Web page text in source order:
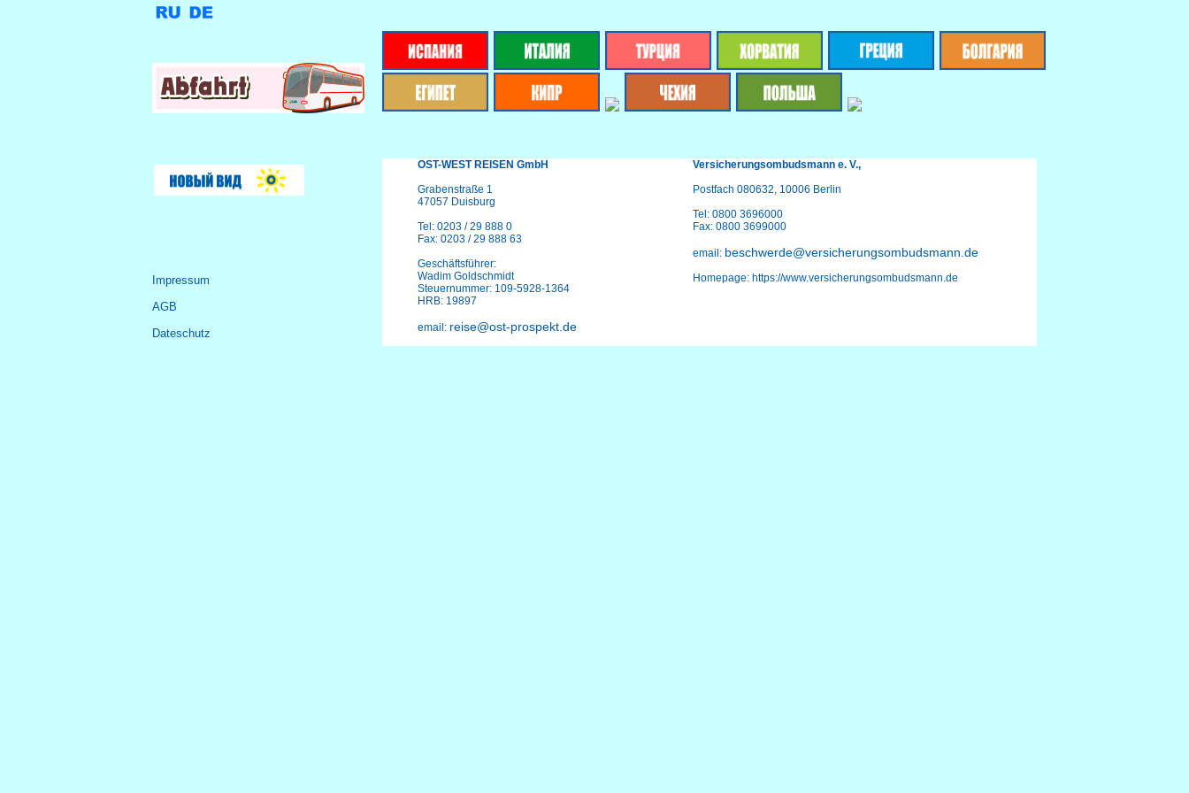
Impressum
AGB
Dateschutz
OST-WEST REISEN GmbH
Grabenstraße 1
47057 Duisburg
Tel: 0203 / 29 888 0
Fax: 0203 / 29 888 63
Geschäftsführer:
Wadim Goldschmidt
Steuernummer: 109-5928-1364
HRB: 19897
email: reise@ost-prospekt.de
Versicherungsombudsmann e. V.,
Postfach 080632, 10006 Berlin
Tel: 0800 3696000
Fax: 0800 3699000
email: beschwerde@versicherungsombudsmann.de
Homepage: https://www.versicherungsombudsmann.de